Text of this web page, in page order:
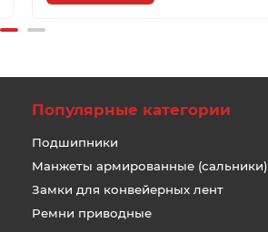
Популярные категории
Подшипники
Манжеты армированные (сальники)
Замки для конвейерных лент
Ремни приводные